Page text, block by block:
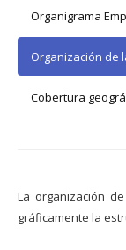
Organigrama
Organización de
Cobertura
La organización
gráficamente la